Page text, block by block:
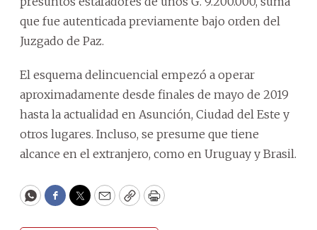
que fue autenticada previamente bajo orden del
Juzgado de Paz.
El esquema delincuencial empezó a operar
aproximadamente desde finales de mayo de 2019
hasta la actualidad en Asunción, Ciudad del Este y
otros lugares. Incluso, se presume que tiene
alcance en el extranjero, como en Uruguay y Brasil.
WhatsApp
Facebook
Twitter
EmailCopyPrint